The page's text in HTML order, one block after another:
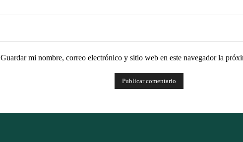
Guardar mi nombre, correo electrónico y sitio web en este navegador la